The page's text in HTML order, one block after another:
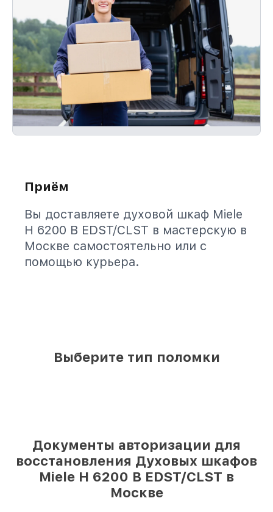
Приём
Вы доставляете духовой шкаф Miele
H 6200 B EDST/CLST в мастерскую в
Москве самостоятельно или с
помощью курьера.
Выберите тип поломки
Документы авторизации для
восстановления Духовых шкафов
Miele H 6200 B EDST/CLST в
Москве